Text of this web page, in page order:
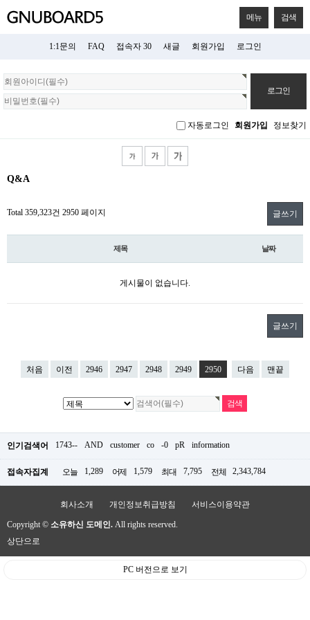
메뉴 검색
1:1문의 FAQ 접속자 30 새글 회원가입 로그인
회
원
로
자동로그인 회원가입 정보찾기
Q&A
Total 359,323건 2950 페이지 글쓰기
제목 날짜
게시물이 없습니다.
글쓰기
처음 이전 2946 2947 2948 2949 2950 다음 맨끝
인기검색어 1743-- AND customer co -0 pR information
접속자집계 오늘 1,289 어제 1,579 최대 7,795 전체 2,343,784
회사소개 개인정보취급방침 서비스이용약관
Copyright © 소유하신 도메인. All rights reserved.
상단으로
PC 버전으로 보기